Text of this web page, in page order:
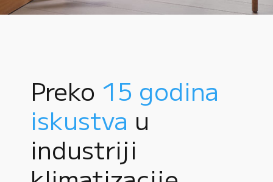
Preko 15 godina
iskustva u
industriji